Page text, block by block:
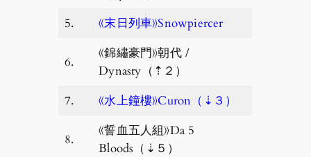
5.
《末日列車》Snowpiercer
6.
《錦繡豪門》朝代 /
Dynasty（⇡２）
7.
《水上鐘樓》Curon（⇣３）
8.
《誓血五人組》Da 5
Bloods（⇣５）